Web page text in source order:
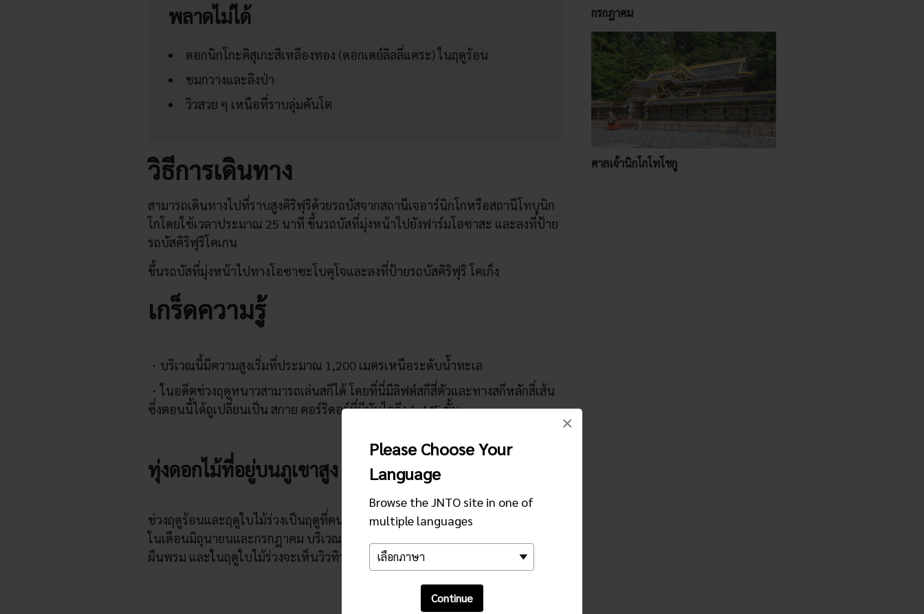
Please Choose Your
Language
Browse the JNTO site in one of
multiple languages
Continue
×
พลาดไม่ได้
ดอกนิกโกะคิสุเกะสีเหลืองทอง (ดอกเดย์ลิลลี่แคระ) ในฤดูร้อน
ชมกวางและลิงป่า
วิวสวย ๆ เหนือที่ราบลุ่มคันโต
วิธีการเดินทาง
สามารถเดินทางไปที่ราบสูงคิริฟุริด้วยรถบัสจากสถานีเจอาร์นิกโกหรือสถานีโทบุนิก
โกโดยใช้เวลาประมาณ 25 นาที ขึ้นรถบัสที่มุ่งหน้าไปยังฟาร์มโอซาสะ และลงที่ป้าย
รถบัสคิริฟุริโคเกน
ขึ้นรถบัสที่มุ่งหน้าไปทางโอซาซะโบคุโจและลงที่ป้ายรถบัสคิริฟุริ โคเก็ง
เกร็ดความรู้
บริเวณนี้มีความสูงเริ่มที่ประมาณ 1,200 เมตรเหนือระดับน้ำทะเล
ในอดึตช่วงฤดูหนาวสามารถเล่นสกีได้ โดยที่นี่มีลิฟต์สกีสี่ตัวและทางสกีหลักสี่เส้น
ซึ่งตอนนี้ได้ถูเปลี่ยนเป็น สกาย คอร์ริดอร์ที่มีบันไดถึง 1,445 ขั้น
ทุ่งดอกไม้ที่อยู่บนภูเขาสูง
ช่วงฤดูร้อนและฤดูใบไม้ร่วงเป็นฤดูที่คนนิยมมาเที่ยวชมที่ราบสูงคิริฟุริกันมากที่สุด
ในเดือนมิถุนายนและกรกฎาคม บริเวณนี้จะมีดอกลิลลี่นิกโกสีเหลืองขึ้นเต็มราวกับ
ผืนพรม และในฤดูใบไม้ร่วงจะเห็นวิวทิวทัศน์สีแดง เหลือง ส้มอันน่าทึ่ง
กรกฎาคม
ศาลเจ้านิกโกโทโชกู